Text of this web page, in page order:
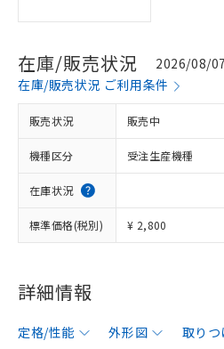
在庫/販売状況
2026/08/
在庫/販売状況 ご利用条件
販売状況 販売中
機種区分 受注生産機種
在庫状況
標準価格(税別) ¥ 2,800
詳細情報
定格/性能 外形図 取り